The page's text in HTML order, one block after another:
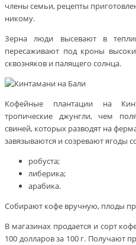
члены семьи, рецепты
никому.
Зерна люди высевают в
пересаживают под кроны
сквозняков и палящего солнца.
Кофейные плантации на
тропические джунгли, чем
свиней, которых разводят на
завязываются и созревают ягоды
робуста;
либерика;
арабика.
Собирают кофе вручную, плоды
В магазинах продается и сорт
100 долларов за 100 г. Получают